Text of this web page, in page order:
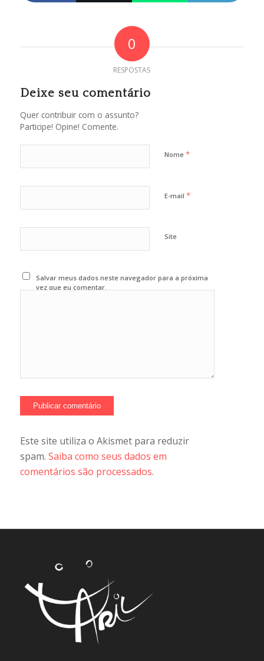
0
RESPOSTAS
Deixe seu comentário
Quer contribuir com o assunto?
Participe! Opine! Comente.
Nome *
E-mail *
Site
Salvar meus dados neste navegador para a próxima
vez que eu comentar.
Este site utiliza o Akismet para reduzir
spam. Saiba como seus dados em
comentários são processados.